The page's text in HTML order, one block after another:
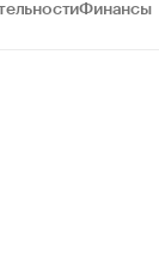
Финансы